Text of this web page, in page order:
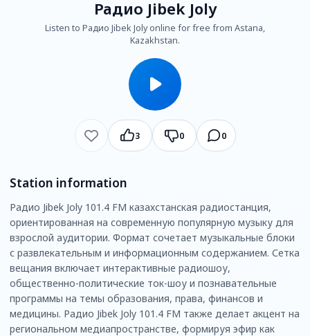
Радио Jibek Joly
Listen to Радио Jibek Joly online for free from Astana,
Kazakhstan.
3 0 0
Station information
Радио Jibek Joly 101.4 FM казахстанская радиостанция,
ориентированная на современную популярную музыку для
взрослой аудитории. Формат сочетает музыкальные блоки
с развлекательным и информационным содержанием. Сетка
вещания включает интерактивные радиошоу,
общественно-политические ток-шоу и познавательные
программы на темы образования, права, финансов и
медицины. Радио Jibek Joly 101.4 FM также делает акцент на
региональном медиапространстве, формируя эфир как